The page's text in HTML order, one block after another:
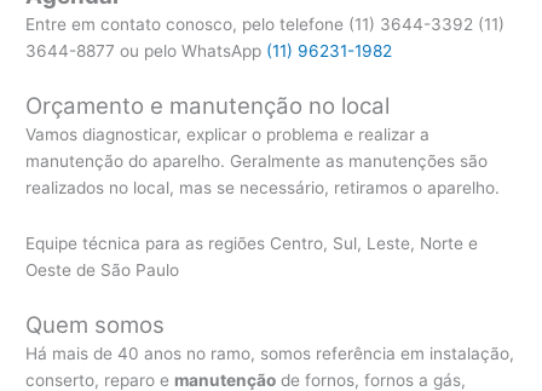
Entre em contato conosco, pelo telefone (11) 3644-3392 (11)
3644-8877 ou pelo WhatsApp (11) 96231-1982
Orçamento e manutenção no local
Vamos diagnosticar, explicar o problema e realizar a
manutenção do aparelho. Geralmente as manutenções são
realizados no local, mas se necessário, retiramos o aparelho.
Equipe técnica para as regiões Centro, Sul, Leste, Norte e
Oeste de São Paulo
Quem somos
Há mais de 40 anos no ramo, somos referência em instalação,
conserto, reparo e manutenção de fornos, fornos a gás,